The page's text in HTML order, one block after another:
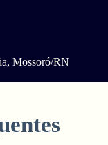
Mossoró/RN